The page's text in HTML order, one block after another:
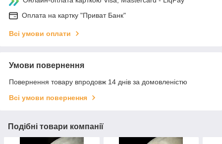
Оплата на картку "Приват Банк"
Всі умови оплати
Умови повернення
Повернення товару впродовж 14 днів за домовленістю
Всі умови повернення
Подібні товари компанії